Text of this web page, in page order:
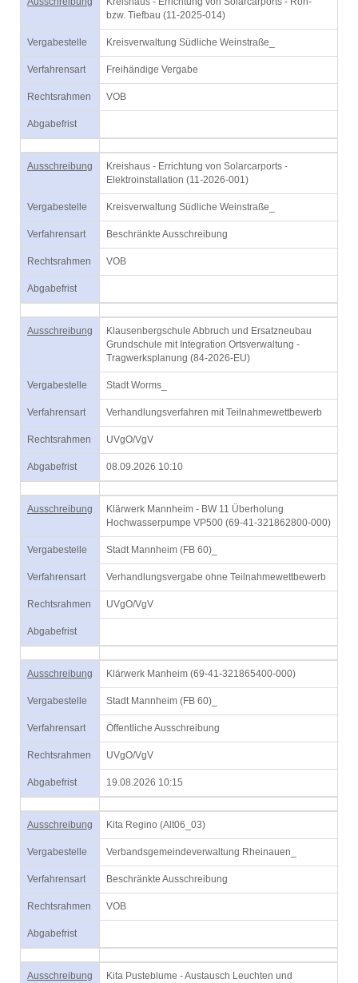
bzw. Tiefbau (11-2025-014)
Vergabestelle Kreisverwaltung Südliche Weinstraße_
Verfahrensart Freihändige Vergabe
Rechtsrahmen VOB
Abgabefrist
Ausschreibung
Kreishaus - Errichtung von Solarcarports -
Elektroinstallation (11-2026-001)
Vergabestelle Kreisverwaltung Südliche Weinstraße_
Verfahrensart Beschränkte Ausschreibung
Rechtsrahmen VOB
Abgabefrist
Ausschreibung
Klausenbergschule Abbruch und Ersatzneubau
Grundschule mit Integration Ortsverwaltung -
Tragwerksplanung (84-2026-EU)
Vergabestelle Stadt Worms_
Verfahrensart Verhandlungsverfahren mit Teilnahmewettbewerb
Rechtsrahmen UVgO/VgV
Abgabefrist 08.09.2026 10:10
Ausschreibung
Klärwerk Mannheim - BW 11 Überholung
Hochwasserpumpe VP500 (69-41-321862800-000)
Vergabestelle Stadt Mannheim (FB 60)_
Verfahrensart Verhandlungsvergabe ohne Teilnahmewettbewerb
Rechtsrahmen UVgO/VgV
Abgabefrist
Ausschreibung Klärwerk Manheim (69-41-321865400-000)
Vergabestelle Stadt Mannheim (FB 60)_
Verfahrensart Öffentliche Ausschreibung
Rechtsrahmen UVgO/VgV
Abgabefrist 19.08.2026 10:15
Ausschreibung Kita Regino (Alt06_03)
Vergabestelle Verbandsgemeindeverwaltung Rheinauen_
Verfahrensart Beschränkte Ausschreibung
Rechtsrahmen VOB
Abgabefrist
Ausschreibung
Kita Pusteblume - Austausch Leuchten und